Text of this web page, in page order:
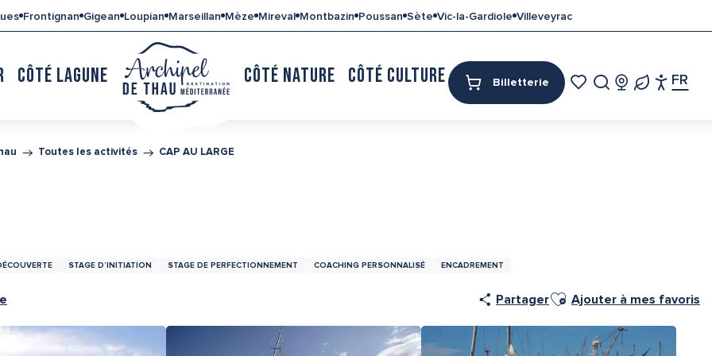
Billetterie FR
Frontignan Gigean Loupian Marseillan Mèze Mireval Montbazin Poussan Sète Vic-la-Gardiole Villeveyrac
CÔTÉ LAGUNE CÔTÉ NATURE CÔTÉ CULTURE MON SÉJOUR
Toutes les activités CAP AU LARGE
STAGE D’INITIATION STAGE DE PERFECTIONNEMENT COACHING PERSONNALISÉ ENCADREMENT
PartagerAjouter aux favoris
Ajouter à mes favoris